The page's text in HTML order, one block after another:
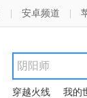
安卓频道
穿越火线 我的